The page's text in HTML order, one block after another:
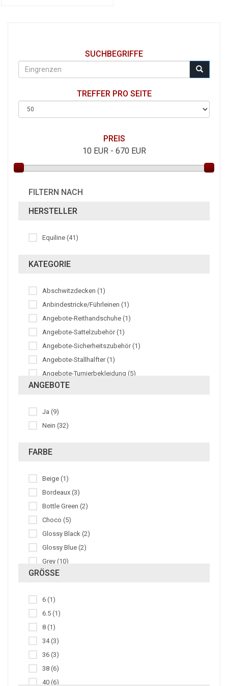
SUCHBEGRIFFE
TREFFER PRO SEITE
PREIS
10EUR - 670EUR
FILTERN NACH
HERSTELLER
Equiline (41)
KATEGORIE
Abschwitzdecken (1)
Anbindestricke/Führleinen (1)
Angebote-Reithandschuhe (1)
Angebote-Sattelzubehör (1)
Angebote-Sicherheitszubehör (1)
Angebote-Stallhalfter (1)
Angebote-Turnierbekleidung (5)
Bandagen (3)
Damenreithosen (3)
Damensakkos (1)
Herrensakkos (1)
Reitersocken (1)
Reithelme (3)
Schabracken/Satteldecken (3)
Sicherheitswesten/Protektoren (3)
Sicherheitszubehör (3)
Stallhalfter (2)
ANGEBOTE
Ja (9)
Nein (32)
FARBE
Beige (1)
Bordeaux (3)
Bottle Green (2)
Choco (5)
Glossy Black (2)
Glossy Blue (2)
Grey (10)
Marsh (1)
Matte Blue (2)
Navy (28)
Schwarz (27)
Taupe (1)
Weiss (11)
GRÖSSE
6 (1)
6.5 (1)
8 (1)
34 (3)
36 (3)
38 (6)
40 (6)